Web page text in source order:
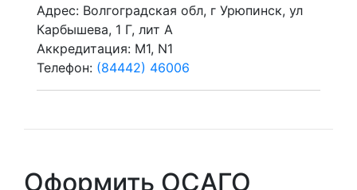
Адрес: Волгоградская обл, г Урюпинск, ул
Карбышева, 1 Г, лит А
Аккредитация: M1, N1
Телефон: (84442) 46006
Оформить ОСАГО